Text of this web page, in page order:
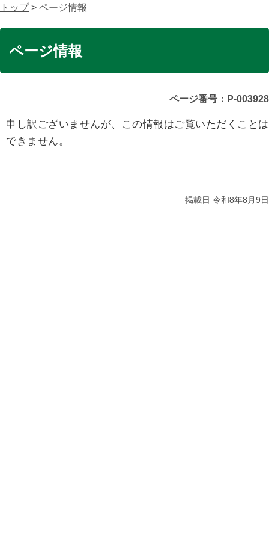
トップ> ページ情報
ページ情報
ページ番号：P-003928
申し訳ございませんが、この情報はご覧いただくことは
できません。
掲載日 令和8年8月9日